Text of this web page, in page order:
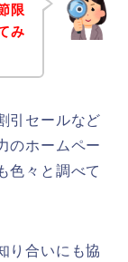
限
み
引セールなど
のホームペー
色々と調べて
り合いにも協